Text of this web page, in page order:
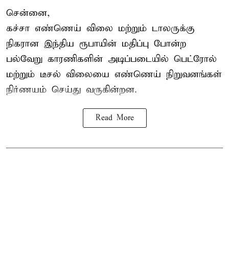
சென்னை,
கச்சா எண்ணெய் விலை மற்றும் டாலருக்கு
நிகரான இந்திய ரூபாயின் மதிப்பு போன்ற
பல்வேறு காரணிகளின் அடிப்படையில் பெட்ரோல்
மற்றும் டீசல் விலையை எண்ணெய் நிறுவனங்கள்
நிர்ணயம் செய்து வருகின்றன.
Read More